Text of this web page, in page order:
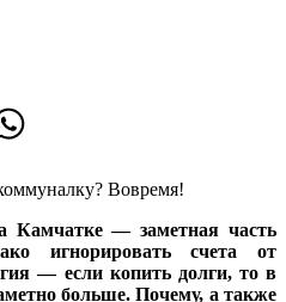
Камчатке — заметная часть
игнорировать счета от
— если копить долги, то в
больше. Почему, а также